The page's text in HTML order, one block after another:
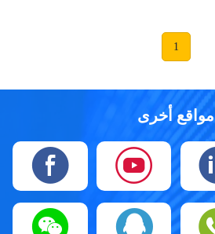
1
مواقع أخرى